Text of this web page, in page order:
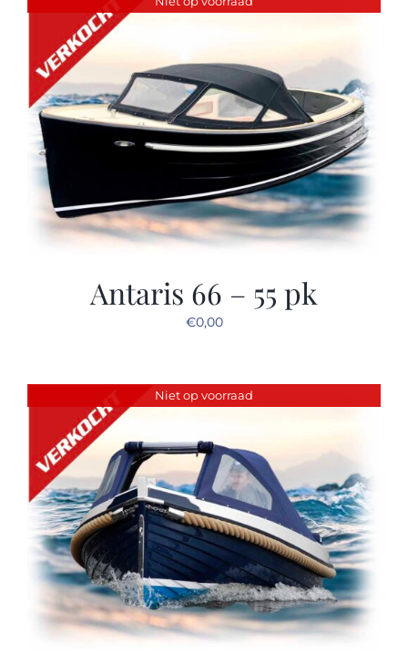
Sloep huren
Afspraak maken
Antaris 66 – 55 pk
€0,00
Niet op voorraad